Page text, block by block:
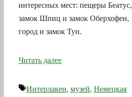
интересных мест: пещеры Беатус,
замок Шпиц и замок Оберхофен,
город и замок Тун.
Читать далее
Метки
Интерлакен, музей, Немецкая